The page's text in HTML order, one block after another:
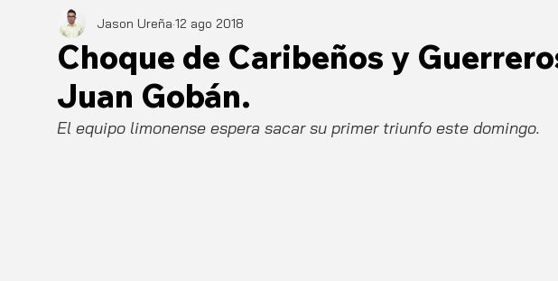
Choque de Caribeños y
Juan Gobán.
Jason Ureña 12 ago 2018
El equipo limonense espera sacar su primer triunfo este domingo.